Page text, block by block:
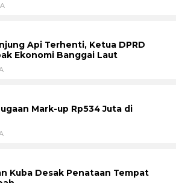
Api Terhenti, Ketua DPRD
Ekonomi Banggai Laut
Mark-up Rp534 Juta di
Kuba Desak Penataan Tempat